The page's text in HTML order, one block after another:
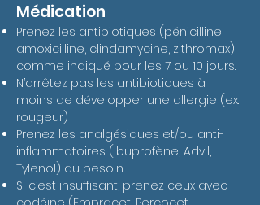
Médication
Prenez les antibiotiques (pénicilline,
amoxicilline, clindamycine, zithromax)
comme indiqué pour les 7 ou 10 jours.
N’arrêtez pas les antibiotiques à
moins de développer une allergie (ex.
rougeur)
Prenez les analgésiques et/ou anti-
inflammatoires (ibuprofène, Advil,
Tylenol) au besoin.
Si c’est insuffisant, prenez ceux avec